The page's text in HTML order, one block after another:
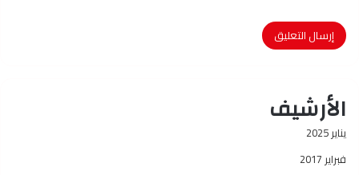
الأرشيف
يناير 2025
فبراير 2017